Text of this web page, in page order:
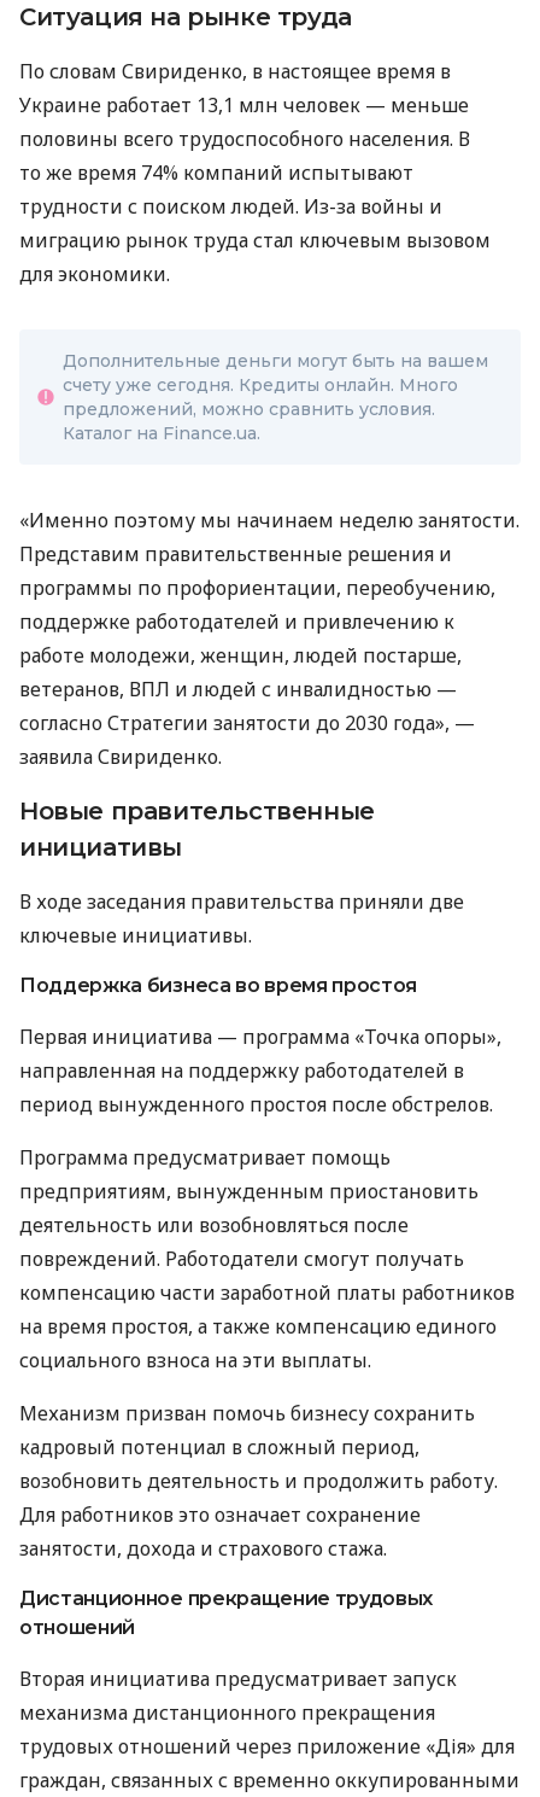
Ситуация на рынке труда
По словам Свириденко, в настоящее время в
Украине работает 13,1 млн человек — меньше
половины всего трудоспособного населения. В
то же время 74% компаний испытывают
трудности с поиском людей. Из-за войны и
миграцию рынок труда стал ключевым вызовом
для экономики.
Дополнительные деньги могут быть на вашем
счету уже сегодня. Кредиты онлайн. Много
предложений, можно сравнить условия.
Каталог на Finance.ua.
«Именно поэтому мы начинаем неделю занятости.
Представим правительственные решения и
программы по профориентации, переобучению,
поддержке работодателей и привлечению к
работе молодежи, женщин, людей постарше,
ветеранов, ВПЛ и людей с инвалидностью —
согласно Стратегии занятости до 2030 года», —
заявила Свириденко.
Новые правительственные
инициативы
В ходе заседания правительства приняли две
ключевые инициативы.
Поддержка бизнеса во время простоя
Первая инициатива — программа «Точка опоры»,
направленная на поддержку работодателей в
период вынужденного простоя после обстрелов.
Программа предусматривает помощь
предприятиям, вынужденным приостановить
деятельность или возобновляться после
повреждений. Работодатели смогут получать
компенсацию части заработной платы работников
на время простоя, а также компенсацию единого
социального взноса на эти выплаты.
Механизм призван помочь бизнесу сохранить
кадровый потенциал в сложный период,
возобновить деятельность и продолжить работу.
Для работников это означает сохранение
занятости, дохода и страхового стажа.
Дистанционное прекращение трудовых
отношений
Вторая инициатива предусматривает запуск
механизма дистанционного прекращения
трудовых отношений через приложение «Дія» для
граждан, связанных с временно оккупированными